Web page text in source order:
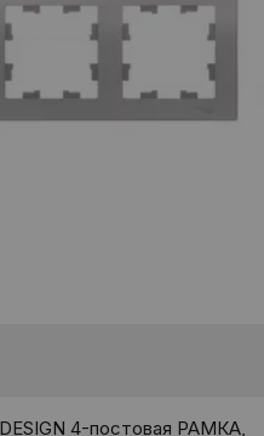
4-постовая РАМКА,